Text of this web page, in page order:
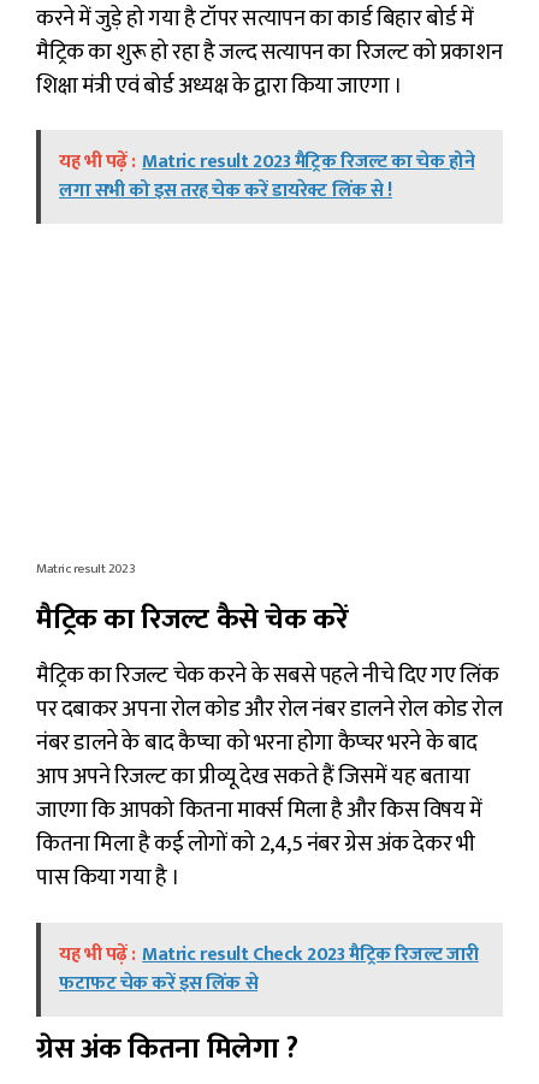
करने में जुड़े हो गया है टॉपर सत्यापन का कार्ड बिहार बोर्ड में
मैट्रिक का शुरू हो रहा है जल्द सत्यापन का रिजल्ट को प्रकाशन
शिक्षा मंत्री एवं बोर्ड अध्यक्ष के द्वारा किया जाएगा ।
यह भी पढ़ें :Matric result 2023 मैट्रिक रिजल्ट का चेक होने
लगा सभी को इस तरह चेक करें डायरेक्ट लिंक से !
Matric result 2023
मैट्रिक का रिजल्ट कैसे चेक करें
मैट्रिक का रिजल्ट चेक करने के सबसे पहले नीचे दिए गए लिंक
पर दबाकर अपना रोल कोड और रोल नंबर डालने रोल कोड रोल
नंबर डालने के बाद कैप्चा को भरना होगा कैप्चर भरने के बाद
आप अपने रिजल्ट का प्रीव्यू देख सकते हैं जिसमें यह बताया
जाएगा कि आपको कितना मार्क्स मिला है और किस विषय में
कितना मिला है कई लोगों को 2,4,5 नंबर ग्रेस अंक देकर भी
पास किया गया है ।
यह भी पढ़ें :Matric result Check 2023 मैट्रिक रिजल्ट जारी
फटाफट चेक करें इस लिंक से
ग्रेस अंक कितना मिलेगा ?